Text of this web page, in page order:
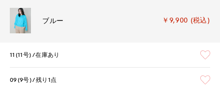
ブルー ￥9,900 (税込)
11(11号) 在庫あり
09(9号) 残り1点